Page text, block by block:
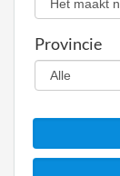
Provincie